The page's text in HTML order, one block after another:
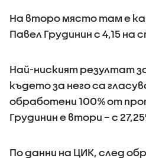
На второ място там е
Павел Грудинин с 4,15 на
Най-ниският резултат
където за него са
обработени 100% от
Грудинин е втори – с
По данни на ЦИК, след